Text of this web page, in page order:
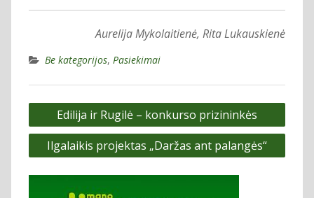
Aurelija Mykolaitienė, Rita Lukauskienė
Be kategorijos, Pasiekimai
Navigacija
tarp
įrašų
Edilija ir Rugilė – konkurso prizininkės
Ilgalaikis projektas „Daržas ant palangės“